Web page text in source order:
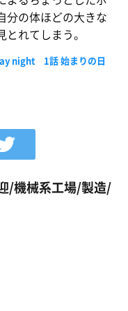
分の体ほどの大きな
れてしまう。
night 1話 始まりの日
/機械系工場/製造/